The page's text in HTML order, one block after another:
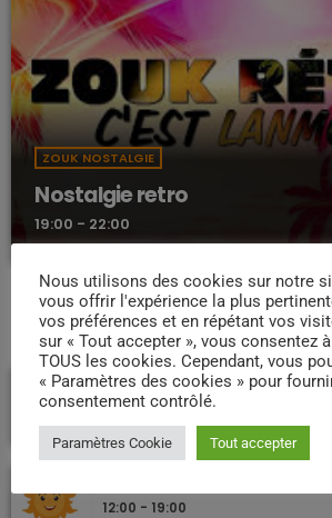
ZOUK NOSTALGIE
Nostalgie retro
19:00 - 22:00
Nostalgie retro
Dj Wildfried
Les plus beaux Zouk des années 80
PROCHAINES ÉMISSIONS
La vie Jodi
10:00 - 12:00
12:00 - 19:00
Nous utilisons des cookies sur notre
vous offrir l'expérience la plus
vos préférences et en répétant vos
sur « Tout accepter », vous consentez
TOUS les cookies. Cependant, vous
« Paramètres des cookies » pour
consentement contrôlé.
Paramètres Cookie Tout accepter